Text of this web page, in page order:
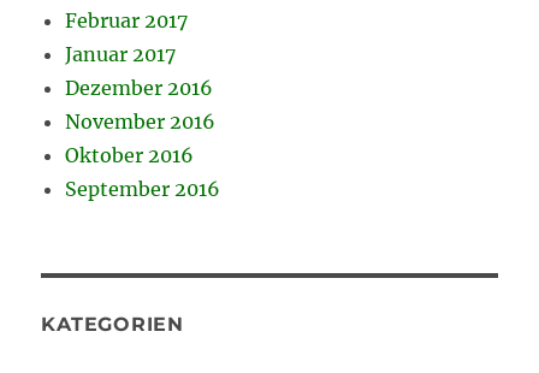
Februar 2017
Januar 2017
Dezember 2016
November 2016
Oktober 2016
September 2016
KATEGORIEN